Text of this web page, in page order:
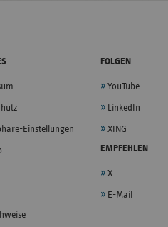
Einstellungen
FOLGEN
YouTube
LinkedIn
XING
EMPFEHLEN
X
E-Mail